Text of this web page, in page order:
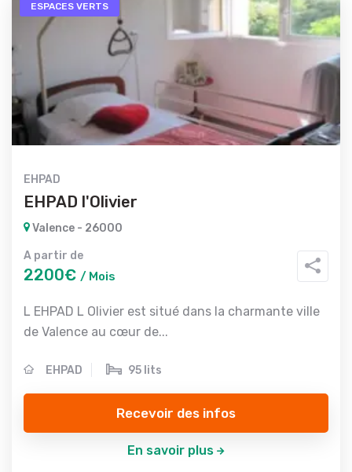
ESPACES VERTS
EHPAD
EHPAD l'Olivier
Valence - 26000
A partir de
2200€ / Mois
L EHPAD L Olivier est situé dans la charmante ville
de Valence au cœur de...
EHPAD 95 lits
Recevoir des infos
En savoir plus